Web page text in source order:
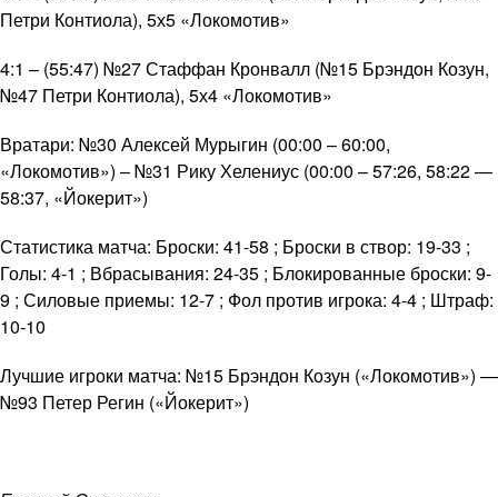
Петри Контиола), 5х5 «Локомотив»
4:1 – (55:47) №27 Стаффан Кронвалл (№15 Брэндон Козун,
№47 Петри Контиола), 5х4 «Локомотив»
Вратари: №30 Алексей Мурыгин (00:00 – 60:00,
«Локомотив») – №31 Рику Хелениус (00:00 – 57:26, 58:22 —
58:37, «Йокерит»)
Статистика матча: Броски: 41-58 ; Броски в створ: 19-33 ;
Голы: 4-1 ; Вбрасывания: 24-35 ; Блокированные броски: 9-
9 ; Силовые приемы: 12-7 ; Фол против игрока: 4-4 ; Штраф:
10-10
Лучшие игроки матча: №15 Брэндон Козун («Локомотив») —
№93 Петер Регин («Йокерит»)